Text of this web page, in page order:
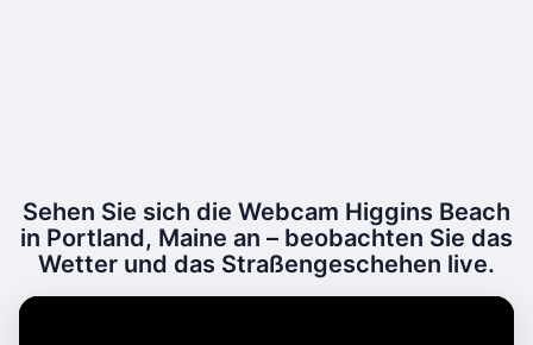
Sehen Sie sich die Webcam Higgins Beach
in Portland, Maine an – beobachten Sie das
Wetter und das Straßengeschehen live.